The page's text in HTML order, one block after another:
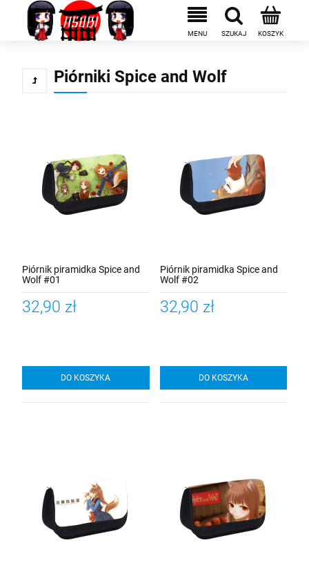
Piórniki Spice and Wolf
Piórnik piramidka Spice and
Wolf #01
32,90 zł
DO KOSZYKA
Piórnik piramidka Spice and
Wolf #02
32,90 zł
DO KOSZYKA